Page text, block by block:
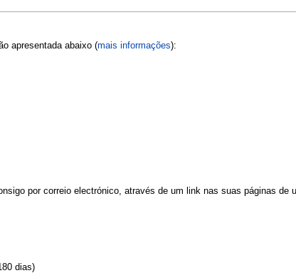
apresentada abaixo (mais informações):
por correio electrónico, através de um link nas suas páginas de
dias)